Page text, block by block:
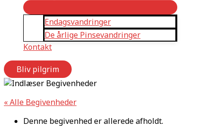
Endagsvandringer
De årlige Pinsevandringer
Kontakt
Bliv pilgrim
« Alle Begivenheder
Denne begivenhed er allerede afholdt.